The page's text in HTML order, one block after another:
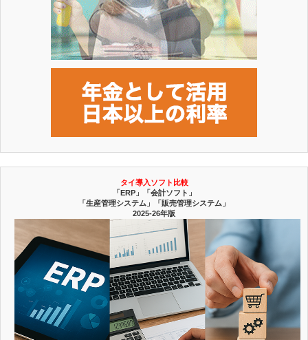
タイ導入ソフト比較
「ERP」「会計ソフト」
「生産管理システム」「販売管理システム」
2025-26年版